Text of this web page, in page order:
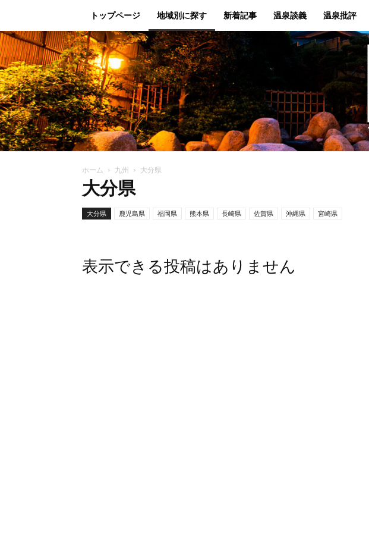
トップページ 地域別に探す 新着記事 温泉談義 温泉批評
ホーム 九州 大分県
大分県
大分県 鹿児島県 福岡県 熊本県 長崎県 佐賀県 沖縄県 宮崎県
表示できる投稿はありません